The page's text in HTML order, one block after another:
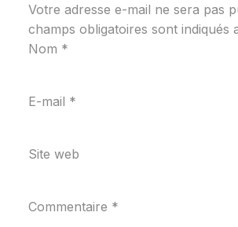
Votre adresse e-mail ne sera pas
champs obligatoires sont indiqués
Nom *
E-mail *
Site web
Commentaire *